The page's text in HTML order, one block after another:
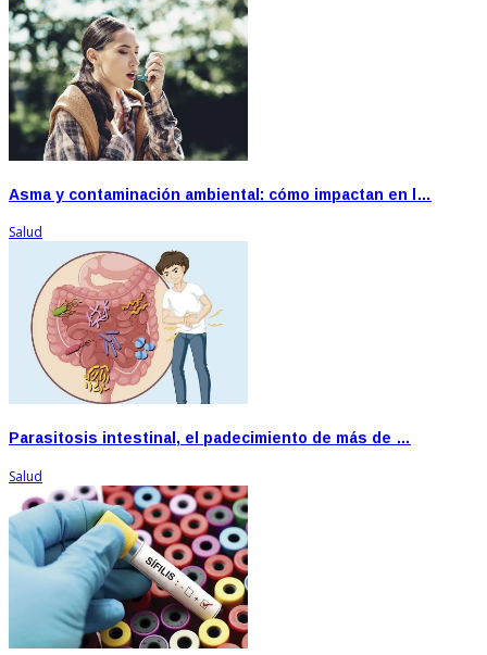
Asma y contaminación ambiental: cómo impactan en l…
Salud
Parasitosis intestinal, el padecimiento de más de …
Salud